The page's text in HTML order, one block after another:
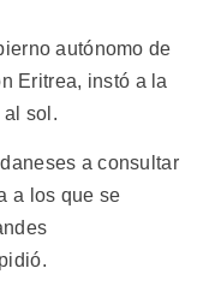
autónomo de
Eritrea, instó a la
sol.
a consultar
a los que se